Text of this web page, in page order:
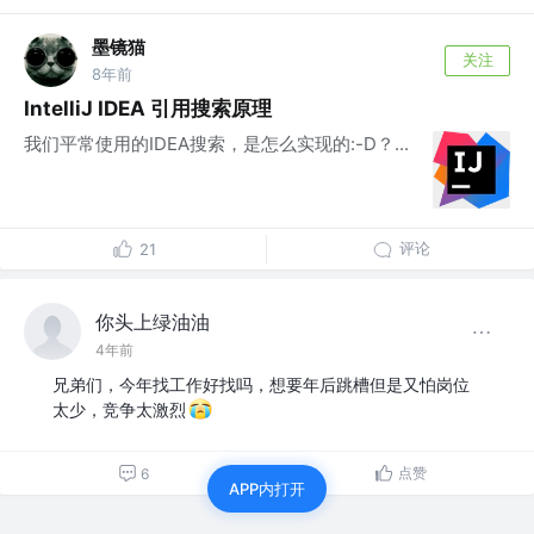
墨镜猫
8年前
关注
IntelliJ IDEA 引用搜索原理
我们平常使用的IDEA搜索，是怎么实现的:-D？...
21 评论
你头上绿油油
4年前
兄弟们，今年找工作好找吗，想要年后跳槽但是又怕岗位
太少，竞争太激烈
6 点赞
APP内打开